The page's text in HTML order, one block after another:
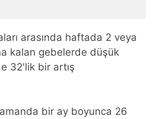
arasında haftada 2 veya
kalan gebelerde düşük
32'lik bir artış
bir ay boyunca 26